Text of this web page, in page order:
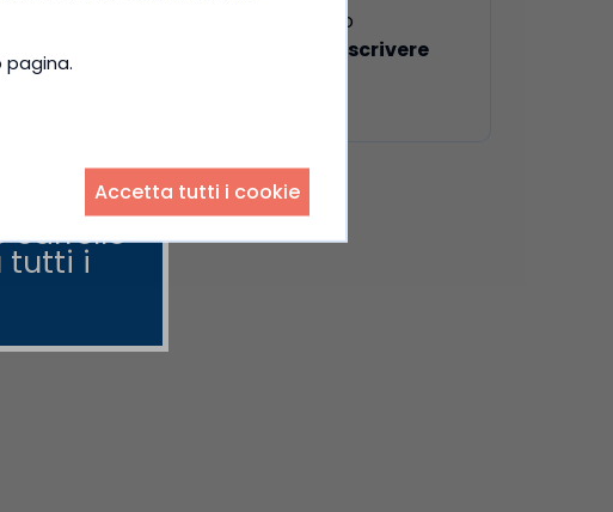
carrello
tutti i
in modo solo poco significativo
sono quasi interamente da ascrivere
Accetta tutti i cookie